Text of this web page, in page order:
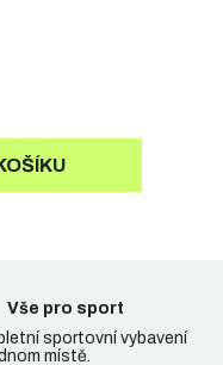
Vše pro sport
sportovní vybavení
místě.